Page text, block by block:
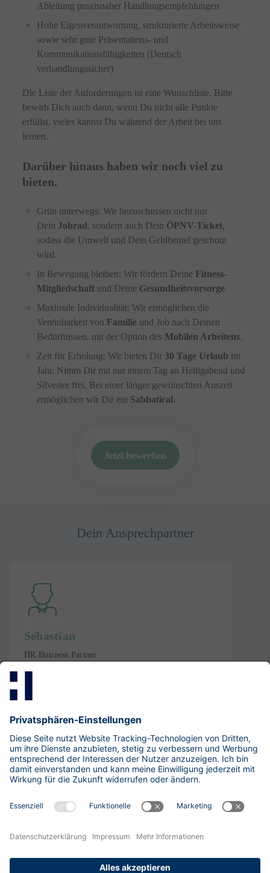
Ableitung praxisnaher Handlungsempfehlungen
Hohe Eigenverantwortung, strukturierte Arbeitsweise
sowie sehr gute Präsentations- und
Kommunikationsfähigkeiten (Deutsch
verhandlungssicher)
Die Liste der Anforderungen ist eine Wunschliste. Bitte
bewirb Dich auch dann, wenn Du nicht alle Punkte
erfüllst, vieles kannst Du während der Arbeit bei uns
lernen.
Darüber hinaus haben wir noch viel zu
bieten.
Grün unterwegs: Wir bezuschussen nicht nur
Dein Jobrad, sondern auch Dein ÖPNV-Ticket,
sodass die Umwelt und Dein Geldbeutel geschont
wird.
In Bewegung bleiben: Wir fördern Deine Fitness-
Mitgliedschaft und Deine Gesundheitsvorsorge.
Maximale Individualität: Wir ermöglichen die
Vereinbarkeit von Familie und Job nach Deinen
Bedürfnissen, mit der Option des Mobilen Arbeitens.
Zeit für Erholung: Wir bieten Dir 30 Tage Urlaub im
Jahr. Nimm Dir mit nur einem Tag an Heiligabend und
Silvester frei. Bei einer länger gewünschten Auszeit
ermöglichen wir Dir ein Sabbatical.
Jetzt bewerben
Dein Ansprechpartner
Sebastian
HR Business Partner
Exzellent
4.83/5(133)